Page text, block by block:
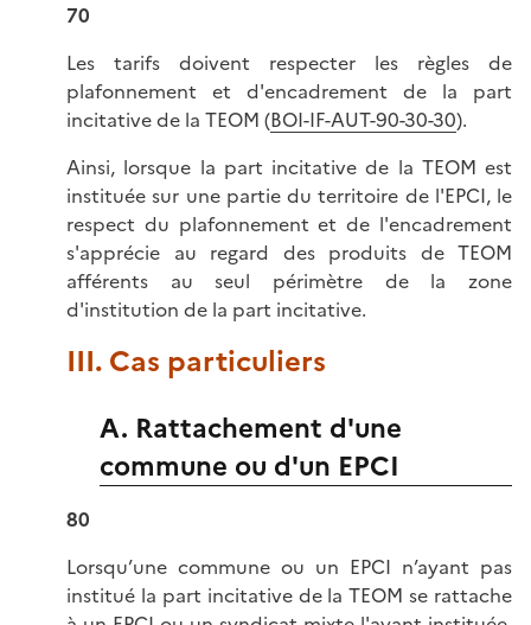
70
Les tarifs doivent respecter les règles de
plafonnement et d'encadrement de la part
incitative de la TEOM (BOI-IF-AUT-90-30-30).
Ainsi, lorsque la part incitative de la TEOM est
instituée sur une partie du territoire de l'EPCI, le
respect du plafonnement et de l'encadrement
s'apprécie au regard des produits de TEOM
afférents au seul périmètre de la zone
d'institution de la part incitative.
III. Cas particuliers
A. Rattachement d'une
commune ou d'un EPCI
80
Lorsqu’une commune ou un EPCI n’ayant pas
institué la part incitative de la TEOM se rattache